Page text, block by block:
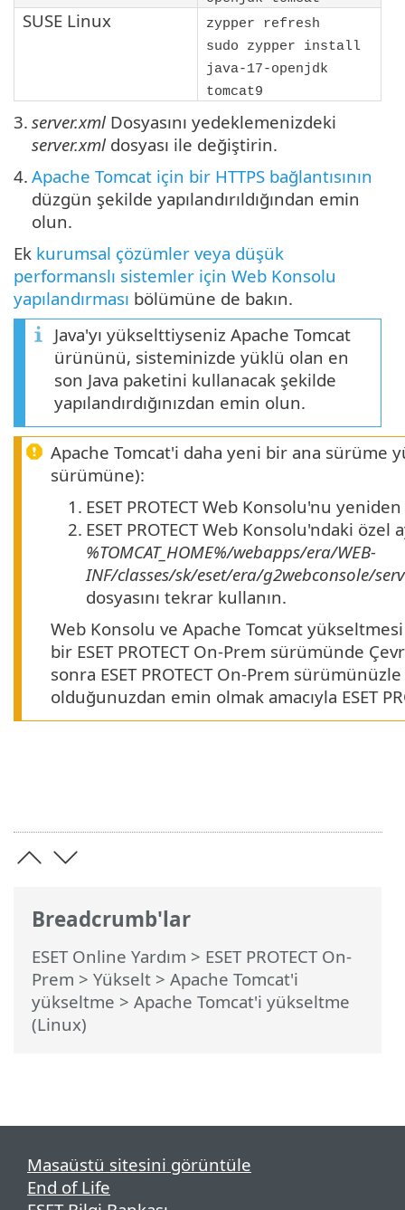
Breadcrumb'lar
ESET Online Yardım > ESET PROTECT On-
Prem > Yükselt > Apache Tomcat'i
yükseltme > Apache Tomcat'i yükseltme
(Linux)
SUSE Linux
zypper refresh
sudo zypper install
java-17-openjdk
tomcat9
3. server.xml Dosyasını yedeklemenizdeki
server.xml dosyası ile değiştirin.
4. Apache Tomcat için bir HTTPS bağlantısının
düzgün şekilde yapılandırıldığından emin
olun.
Ek kurumsal çözümler veya düşük
performanslı sistemler için Web Konsolu
yapılandırması bölümüne de bakın.
Java'yı yükselttiyseniz Apache Tomcat
ürününü, sisteminizde yüklü olan en
son Java paketini kullanacak şekilde
yapılandırdığınızdan emin olun.
Apache Tomcat'i daha yeni bir ana
sürümüne):
1. ESET PROTECT Web Konsolu'nu
2. ESET PROTECT Web Konsolu'ndaki
%TOMCAT_HOME%/webapps/era/WEB-
INF/classes/sk/eset/era/g2webconsole/
dosyasını tekrar kullanın.
Web Konsolu ve Apache Tomcat
bir ESET PROTECT On-Prem sürümünde
sonra ESET PROTECT On-Prem
olduğunuzdan emin olmak amacıyla ESET
Masaüstü sitesini görüntüle
End of Life